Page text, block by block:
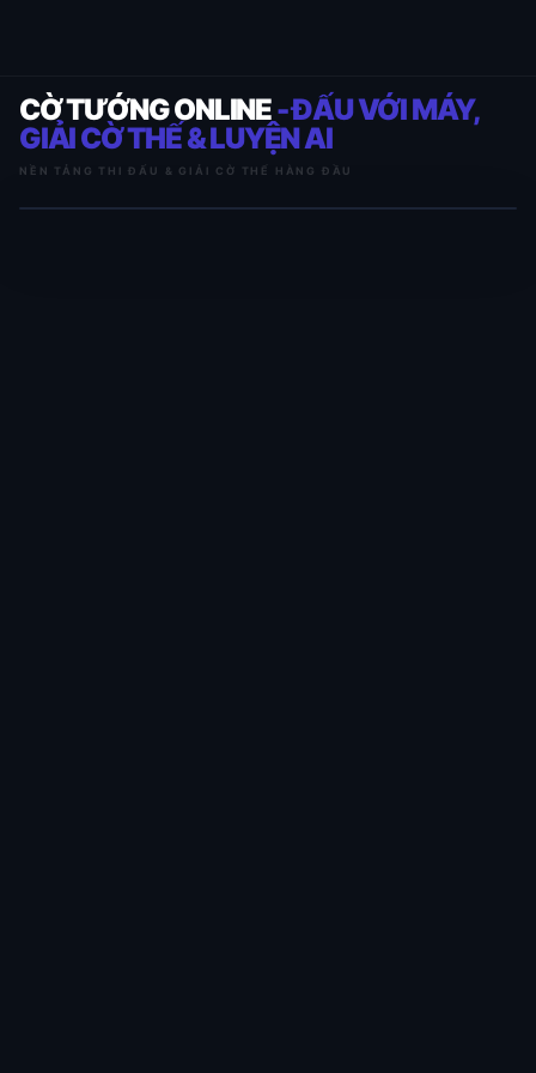
CỜ TƯỚNG ONLINE- ĐẤU VỚI MÁY,
GIẢI CỜ THẾ & LUYỆN AI
NỀN TẢNG THI ĐẤU & GIẢI CỜ THẾ HÀNG ĐẦU